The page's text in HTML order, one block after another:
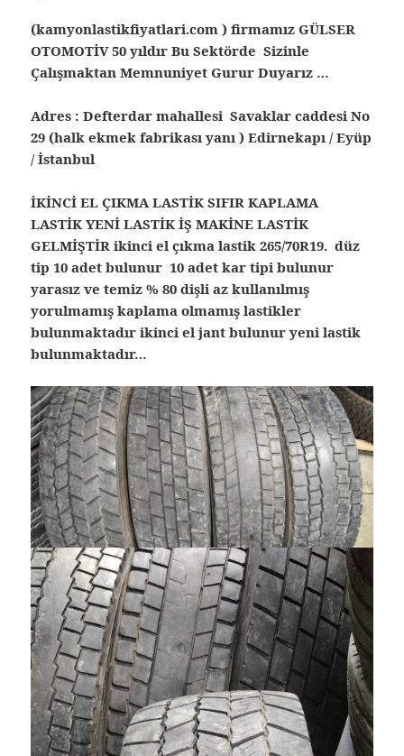
(kamyonlastikfiyatlari.com ) firmamız GÜLSER
OTOMOTİV 50 yıldır Bu Sektörde Sizinle
Çalışmaktan Memnuniyet Gurur Duyarız …
Adres : Defterdar mahallesi Savaklar caddesi No
29 (halk ekmek fabrikası yanı ) Edirnekapı / Eyüp
/ İstanbul
İKİNCİ EL ÇIKMA LASTİK SIFIR KAPLAMA
LASTİK YENİ LASTİK İŞ MAKİNE LASTİK
GELMİŞTİR ikinci el çıkma lastik 265/70R19. düz
tip 10 adet bulunur 10 adet kar tipi bulunur
yarasız ve temiz % 80 dişli az kullanılmış
yorulmamış kaplama olmamış lastikler
bulunmaktadır ikinci el jant bulunur yeni lastik
bulunmaktadır…